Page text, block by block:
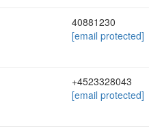
40881230
[email protected]
+4523328043
[email protected]